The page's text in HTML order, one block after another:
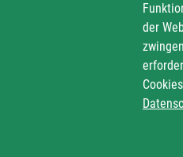
der
der
Der Sächsische
Sächsische